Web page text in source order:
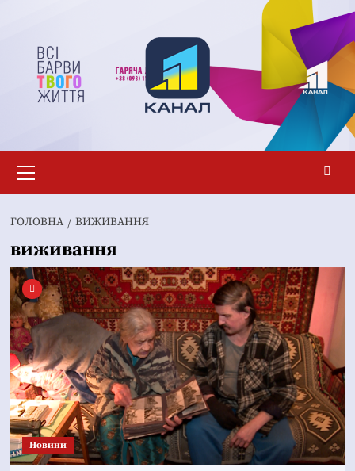
вмісту
меню
ГОЛОВНА ВИЖИВАННЯ
виживання
Новини